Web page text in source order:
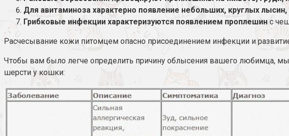
Для авитаминоза характерно появление небольших, круглых
Грибковые инфекции характеризуются появлением проплешин с
Расчесывание кожи питомцем опасно присоединением инфекции и
Чтобы вам было легче определить причину облысения вашего любимца,
шерсти у кошки: